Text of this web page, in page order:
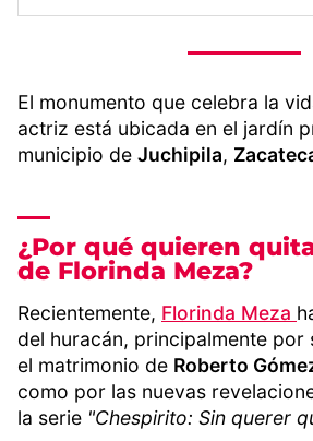
El monumento que celebra la
actriz está ubicada en el jardín
municipio de Juchipila,
¿Por qué quieren
de Florinda Meza?
Recientemente, Florinda Meza
del huracán, principalmente por
el matrimonio de Roberto
como por las nuevas
la serie "Chespirito: Sin querer